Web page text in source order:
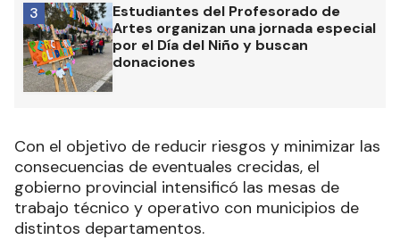
Estudiantes del Profesorado de
Artes organizan una jornada especial
por el Día del Niño y buscan
donaciones
3
Con el objetivo de reducir riesgos y minimizar las
consecuencias de eventuales crecidas, el
gobierno provincial intensificó las mesas de
trabajo técnico y operativo con municipios de
distintos departamentos.